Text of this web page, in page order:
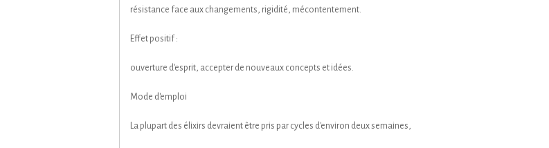
résistance face aux changements, rigidité, mécontentement.
Effet positif :
ouverture d'esprit, accepter de nouveaux concepts et idées.
Mode d'emploi
La plupart des élixirs devraient être pris par cycles d'environ deux semaines,